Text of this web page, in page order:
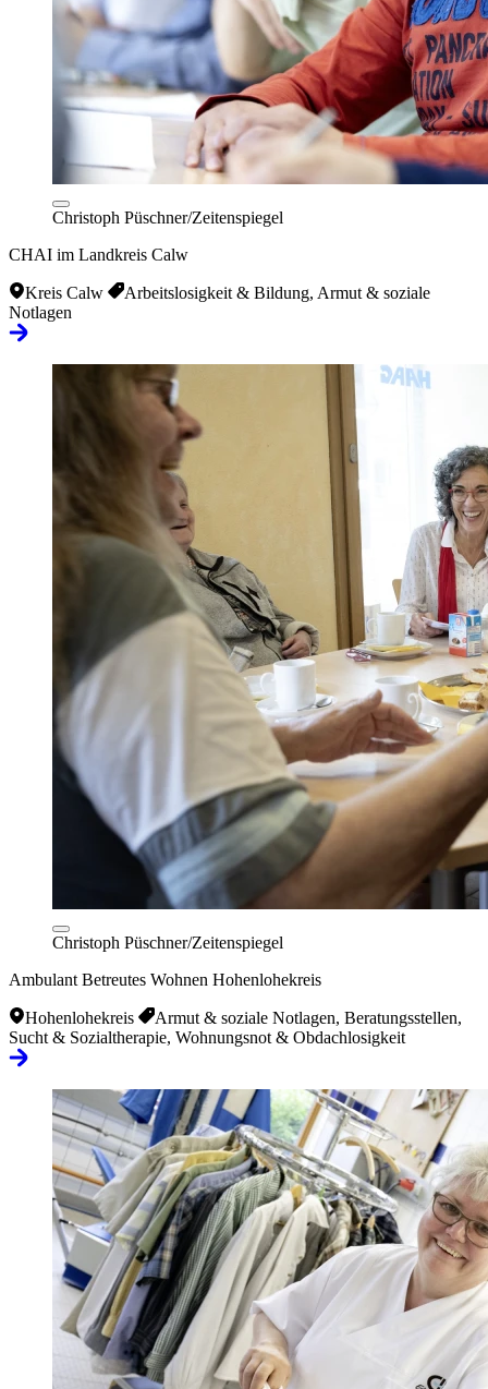
Christoph Püschner/Zeitenspiegel
CHAI im Landkreis Calw
Kreis Calw
Arbeitslosigkeit & Bildung, Armut & soziale
Notlagen
Christoph Püschner/Zeitenspiegel
Ambulant Betreutes Wohnen Hohenlohekreis
Hohenlohekreis
Armut & soziale Notlagen, Beratungsstellen,
Sucht & Sozialtherapie, Wohnungsnot & Obdachlosigkeit